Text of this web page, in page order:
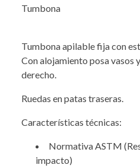
Tumbona
Tumbona apilable fija con
Con alojamiento posa vasos
derecho.
Ruedas en patas traseras.
Características técnicas:
Normativa ASTM
impacto)